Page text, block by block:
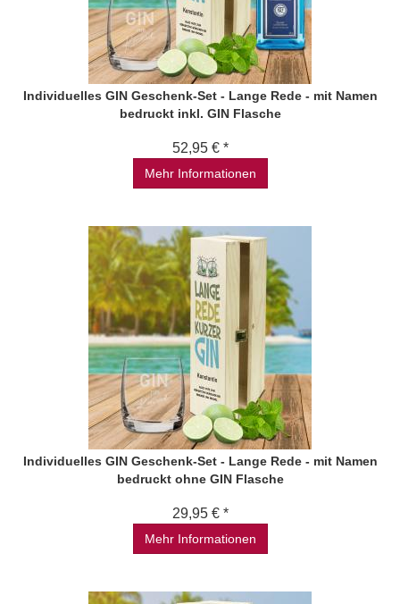
Individuelles GIN Geschenk-Set - Lange Rede - mit Namen
bedruckt inkl. GIN Flasche
52,95 € *
Mehr Informationen
Individuelles GIN Geschenk-Set - Lange Rede - mit Namen
bedruckt ohne GIN Flasche
29,95 € *
Mehr Informationen